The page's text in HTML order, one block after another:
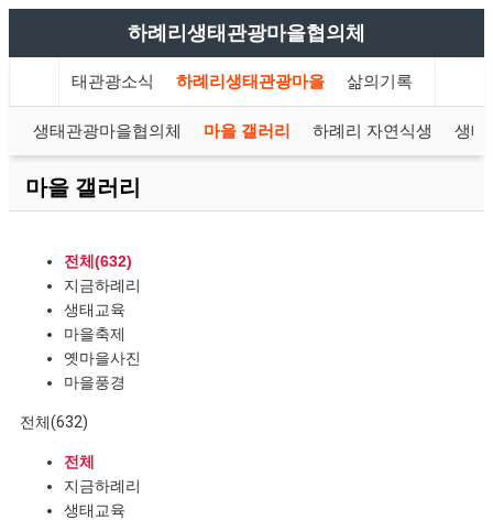
하례리생태관광마을협의체
하례리생태관광소식 하례리생태관광마을 삶의기록
생태관광마을협의체 마을 갤러리 하례리 자연식생 생태
마을 갤러리
전체(632)
지금하례리
생태교육
마을축제
옛마을사진
마을풍경
전체(632)
전체
지금하례리
생태교육